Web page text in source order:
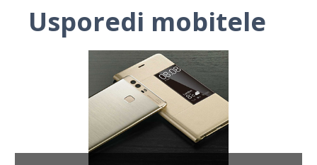
Usporedi mobitele